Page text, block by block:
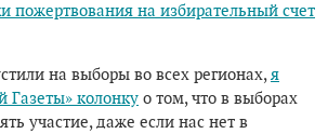
пожертвования на избирательный счет
на выборы во всех регионах,я
Газеты» колонку о том, что в выборах
участие, даже если нас нет в